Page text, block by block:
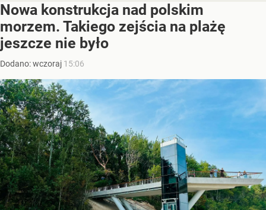
Nowa konstrukcja nad polskim
morzem. Takiego zejścia na plażę
jeszcze nie było
Dodano:wczoraj 15:06